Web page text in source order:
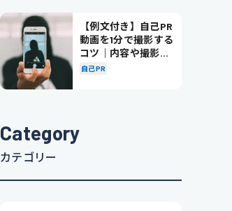
【例文付き】自己PR
動画を1分で撮影する
コツ｜内容や撮影の
ポイントも解説
自己PR
Category
カテゴリー